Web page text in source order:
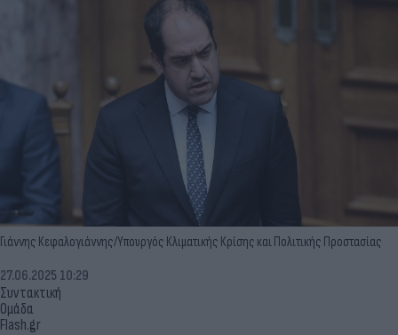
Γιάννης Κεφαλογιάννης/Υπουργός Κλιματικής Κρίσης και Πολιτικής Προστασίας
Συντακτική
Ομάδα
Flash.gr
27.06.2025 10:29